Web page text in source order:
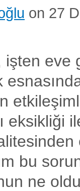
on 27
işten eve
eksikliği
bu
ne